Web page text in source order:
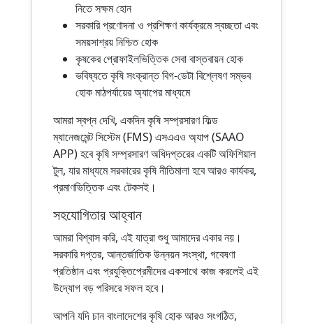
নিতে সক্ষম হোন
সরকারি প্রণোদনা ও প্রশিক্ষণ কার্যক্রমে স্বচ্ছতা এবং
সময়সাশ্রয় নিশ্চিত হোক
কৃষকের প্রোফাইলভিত্তিক সেবা বাস্তবায়ন হোক
ভবিষ্যতে কৃষি সংক্রান্ত বিগ-ডেটা বিশ্লেষণ সম্ভব
হোক মাঠপর্যায়ের অ্যাপের মাধ্যমে
আমরা স্বপ্ন দেখি, একদিন কৃষি সম্প্রসারণ ফিল্ড
ম্যানেজমেন্ট সিস্টেম (FMS) এসএএও অ্যাপ (SAAO
APP) হবে কৃষি সম্প্রসারণ অধিদপ্তরের একটি অফিশিয়াল
টুল, যার মাধ্যমে সরকারের কৃষি নীতিমালা হবে আরও কার্যকর,
প্রমাণভিত্তিক এবং টেকসই।
সহযোগিতার আহ্বান
আমরা বিশ্বাস করি, এই যাত্রা শুধু আমাদের একার নয়।
সরকারি দপ্তর, আন্তর্জাতিক উন্নয়ন সংস্থা, গবেষণা
প্রতিষ্ঠান এবং প্রযুক্তিপ্রেমীদের একসাথে কাজ করলেই এই
উদ্যোগ বড় পরিসরে সফল হবে।
আপনি যদি চান বাংলাদেশের কৃষি হোক আরও সংগঠিত,